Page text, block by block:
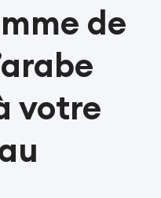
de
votre